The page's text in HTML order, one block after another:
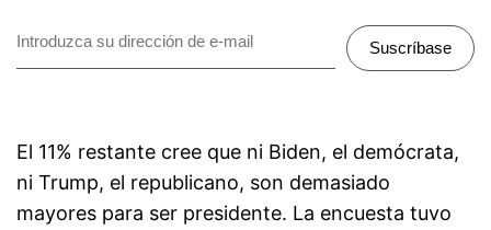
Suscríbase
El 11% restante cree que ni Biden, el demócrata,
ni Trump, el republicano, son demasiado
mayores para ser presidente. La encuesta tuvo